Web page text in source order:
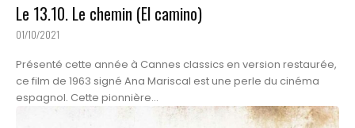
Le 13.10. Le chemin (El camino)
01/10/2021
Présenté cette année à Cannes classics en version restaurée,
ce film de 1963 signé Ana Mariscal est une perle du cinéma
espagnol. Cette pionnière...